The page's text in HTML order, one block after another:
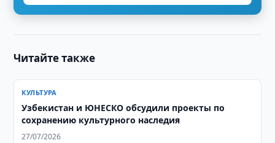
Читайте также
КУЛЬТУРА
Узбекистан и ЮНЕСКО обсудили проекты по
сохранению культурного наследия
27/07/2026